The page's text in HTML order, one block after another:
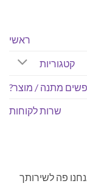
ראשי
קטגוריות
מתנה / מוצר?
שרות לקוחות
פה לשירותך